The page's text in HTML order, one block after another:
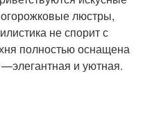
люстры,
не спорит с
полностью оснащена
и уютная.